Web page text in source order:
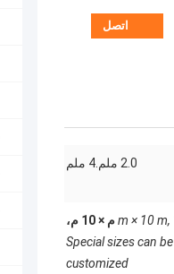
اتصل
2.0 ملم.4 ملم
1 م × 10 م،
Special sizes can be
customized